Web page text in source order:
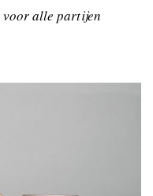
voor alle partijen